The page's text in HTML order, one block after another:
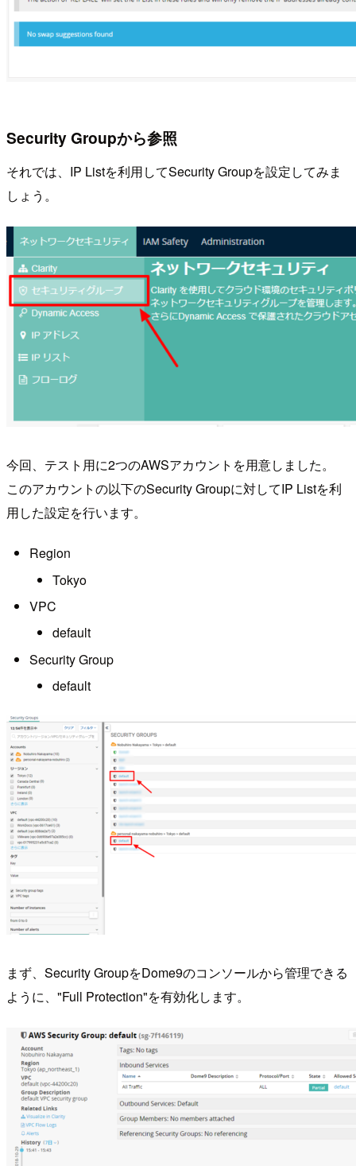
Security Groupから参照
それでは、IP Listを利用してSecurity Groupを設定してみま
しょう。
今回、テスト用に2つのAWSアカウントを用意しました。
このアカウントの以下のSecurity Groupに対してIP Listを利
用した設定を行います。
Region
Tokyo
VPC
default
Security Group
default
まず、Security GroupをDome9のコンソールから管理できる
ように、"Full Protection"を有効化します。